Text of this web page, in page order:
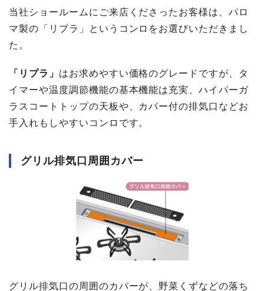
当社ショールームにご来店くださったお客様は、パロ
マ製の「リプラ」というコンロをお選びいただきまし
た。
「リプラ」 はお求めやすい価格のグレードですが、タ
イマーや温度調節機能の基本機能は充実、ハイパーガ
ラスコートトップの天板や、カバー付の排気口などお
手入れもしやすいコンロです。
グリル排気口周囲カバー
グリル排気口の周囲のカバーが、野菜くずなどの落ち